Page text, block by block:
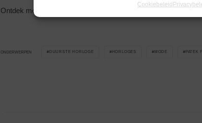
Cookiebeleid
Ontdek meer
ONDERWERPEN DUURSTE HORLOGE HORLOGES MODE PATEK